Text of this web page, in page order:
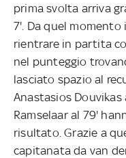
prima svolta arriva
7'. Da quel momento
rientrare in partita
nel punteggio
lasciato spazio al
Anastasios
Ramselaar al 79'
risultato. Grazie a
capitanata da van